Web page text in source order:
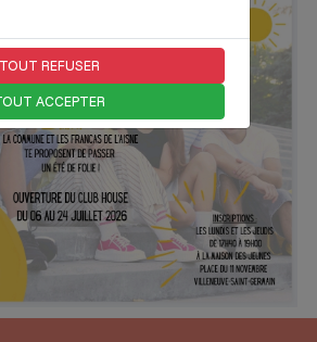
TOUT REFUSER
ACCEPTER